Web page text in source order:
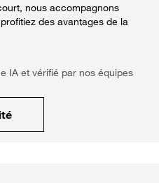
nous accompagnons
des avantages de la
IA et vérifié par nos équipes